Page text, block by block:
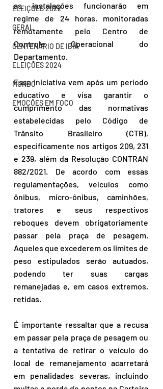
ELEIÇÕES 2022
GERAL
CENTENÁRIO DE IBIÁ
ELEIÇÕES 2024
MUNDO
EMOÇÕES EM FOCO
as instalações funcionarão em
regime de 24 horas, monitoradas
remotamente pelo Centro de
Controle Operacional do
Departamento.
Essa iniciativa vem após um período
educativo e visa garantir o
cumprimento das normativas
estabelecidas pelo Código de
Trânsito Brasileiro (CTB),
especificamente nos artigos 209, 231
e 239, além da Resolução CONTRAN
882/2021. De acordo com essas
regulamentações, veículos como
ônibus, micro-ônibus, caminhões,
tratores e seus respectivos
reboques devem obrigatoriamente
passar pela praça de pesagem.
Aqueles que excederem os limites de
peso estipulados serão autuados,
podendo ter suas cargas
remanejadas e, em casos extremos,
retidas.
É importante ressaltar que a recusa
em passar pela praça de pesagem ou
a tentativa de retirar o veículo do
local de remanejamento acarretará
em penalidades severas, incluindo